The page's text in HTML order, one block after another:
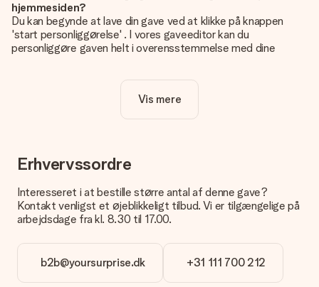
hjemmesiden?
Du kan begynde at lave din gave ved at klikke på knappen
'start personliggørelse' . I vores gaveeditor kan du
personliggøre gaven helt i overensstemmelse med dine
Er personalisering inkluderet i prisen?
Prisen der vises på hjemmesiden omfatter personliggørelse
Hvordan ved jeg, om mit billede har den rigtige kvalitet?
Vi vil være sikre på, at du er helt tilfreds med din gave. Derfor
om kvaliteten af dit billede, kan du kontakte vores
kundeservice og vedlægge dit foto sammen med den gave,
du er interesseret i at bestille. Så kan de tjekke kvaliteten for
Hvilke formater kan jeg uploade?
Du kan bruge JPG- og PNG-filer til vores editor. Er dette for
Vis mere
Erhvervssordre
Interesseret i at bestille større antal af denne gave?
Kontakt venligst et øjeblikkeligt tilbud. Vi er tilgængelige på
arbejdsdage fra kl. 8.30 til 17.00.
b2b@yoursurprise.dk +31 111 700 212